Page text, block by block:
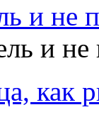
и не
как